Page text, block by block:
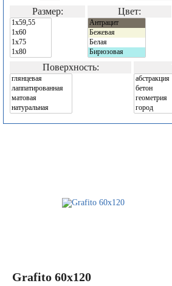
Размер: Цвет:
Поверхность:
Grafito 60x120